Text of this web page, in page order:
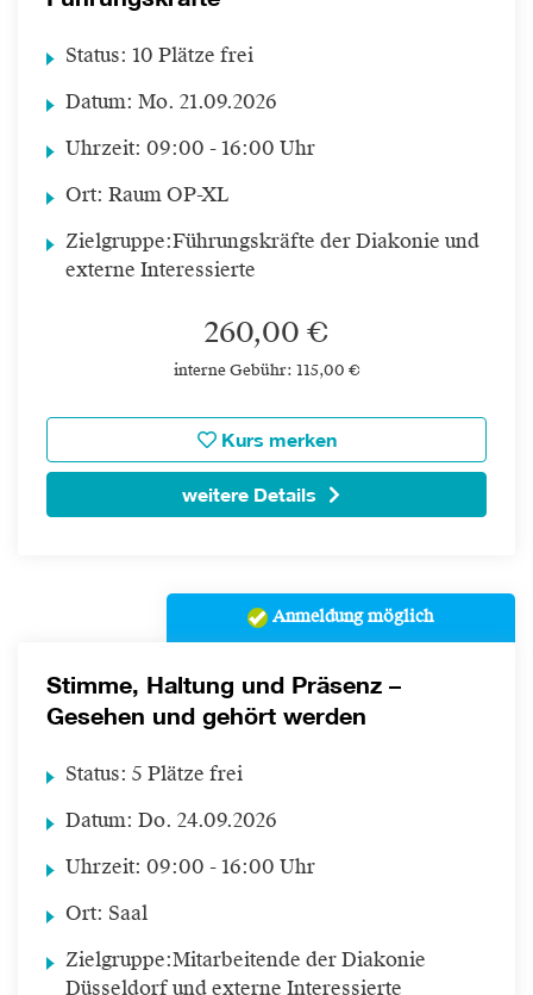
Status: 10 Plätze frei
Datum: Mo. 21.09.2026
Uhrzeit: 09:00 - 16:00 Uhr
Ort: Raum OP-XL
Zielgruppe:Führungskräfte der Diakonie und
externe Interessierte
260,00 €
interne Gebühr: 115,00 €
Kurs merken
weitere Details
Anmeldung möglich
Stimme, Haltung und Präsenz –
Gesehen und gehört werden
Status: 5 Plätze frei
Datum: Do. 24.09.2026
Uhrzeit: 09:00 - 16:00 Uhr
Ort: Saal
Zielgruppe:Mitarbeitende der Diakonie
Düsseldorf und externe Interessierte